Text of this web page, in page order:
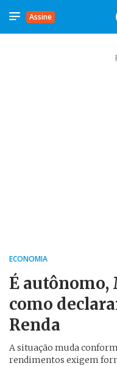
Assine
ECONOMIA
É autônomo,
como
Renda
A situação muda
rendimentos exigem